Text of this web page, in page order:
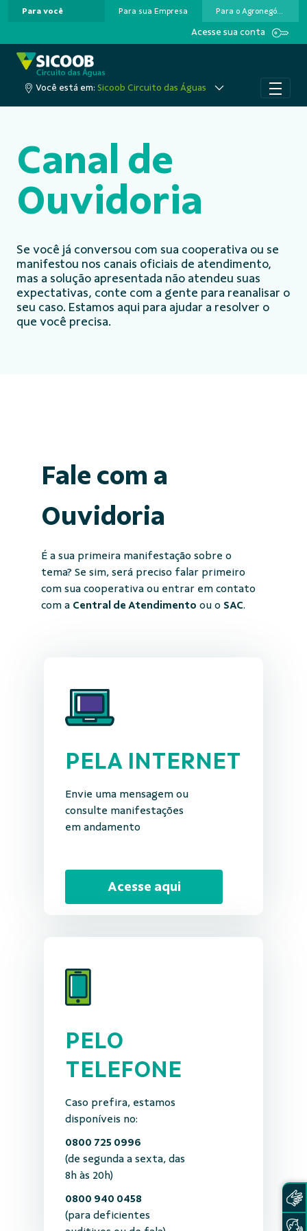
Pular para o Conteúdo principal
Para você Para sua Empresa Para o Agronegócio
Acesse sua conta
Você está em: Sicoob Circuito das Águas
Canal de
Ouvidoria
Se você já conversou com sua cooperativa ou se
manifestou nos canais oficiais de atendimento,
mas a solução apresentada não atendeu suas
expectativas, conte com a gente para reanalisar o
seu caso. Estamos aqui para ajudar a resolver o
que você precisa.
Fale com a
Ouvidoria
É a sua primeira manifestação sobre o
tema? Se sim, será preciso falar primeiro
com sua cooperativa ou entrar em contato
com a Central de Atendimento ou o SAC.
PELA INTERNET
Envie uma mensagem ou
consulte manifestações
em andamento
Acesse aqui
PELO
TELEFONE
Caso prefira, estamos
disponíveis no:
0800 725 0996
(de segunda a sexta, das
8h às 20h)
0800 940 0458
(para deficientes